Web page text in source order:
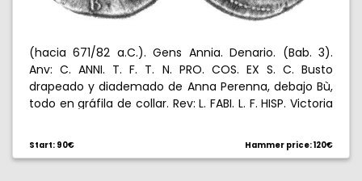
(hacia 671/82 a.C.). Gens Annia. Denario. (Bab. 3).
Anv: C. ANNI. T. F. T. N. PRO. COS. EX S. C. Busto
drapeado y diademado de Anna Perenna, debajo Bù,
todo en gráfila de collar. Rev: L. FABI. L. F. HISP. Victoria
3,92 g. Escasa. EBC.
Start: 90€ Hammer price: 120€